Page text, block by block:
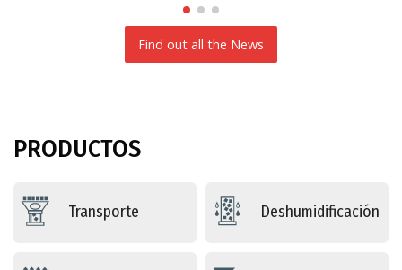
Find out all the News
PRODUCTOS
Transporte Deshumidificación